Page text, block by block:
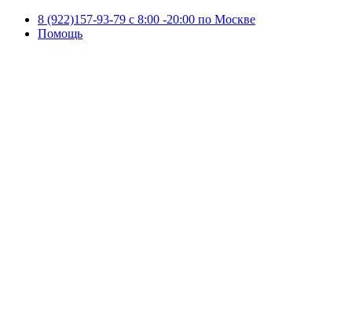
8 (922)157-93-79 c 8:00 -20:00 по Москве
Помощь